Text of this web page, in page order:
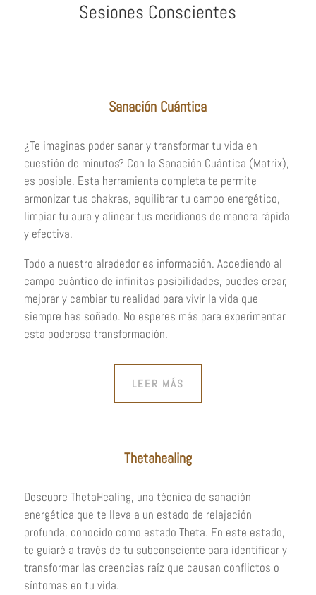
Sesiones Conscientes
Sanación Cuántica
¿Te imaginas poder sanar y transformar tu vida en
cuestión de minutos? Con la Sanación Cuántica (Matrix),
es posible. Esta herramienta completa te permite
armonizar tus chakras, equilibrar tu campo energético,
limpiar tu aura y alinear tus meridianos de manera rápida
y efectiva.
Todo a nuestro alrededor es información. Accediendo al
campo cuántico de infinitas posibilidades, puedes crear,
mejorar y cambiar tu realidad para vivir la vida que
siempre has soñado. No esperes más para experimentar
esta poderosa transformación.
LEER MÁS
Thetahealing
Descubre ThetaHealing, una técnica de sanación
energética que te lleva a un estado de relajación
profunda, conocido como estado Theta. En este estado,
te guiaré a través de tu subconsciente para identificar y
transformar las creencias raíz que causan conflictos o
síntomas en tu vida.